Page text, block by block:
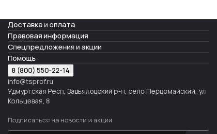
Доставка и оплата
Правовая информация
Спецпредложения и акции
Помощь
8 (800) 550-22-14
info@tsprof.ru
Удмуртская Респ, Завьяловский р-н, село Первомайский, ул
Кольцевая, 8
Подписаться на новости и акции